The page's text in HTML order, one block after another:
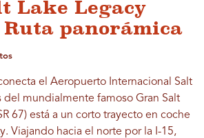
Lake Legacy
panorámica
el Aeropuerto Internacional Salt
del mundialmente famoso Gran Salt
67) está a un corto trayecto en coche
Viajando hacia el norte por la I-15,